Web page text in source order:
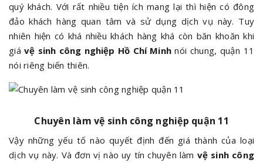
quý khách. Với rất nhiều tiện ích mang lại thì hiện có đông
đảo khách hàng quan tâm và sử dụng dịch vụ này. Tuy
nhiên hiện có khá nhiều khách hàng khá còn băn khoăn khi
giávệ sinh công nghiệp Hồ Chí Minhnói chung, quận 11
nói riêng biến thiên.
Chuyên làm vệ sinh công nghiệp quận 11
Vậy những yếu tố nào quyết định đến giá thành của loại
dịch vụ này. Và đơn vị nào uy tín chuyên làm vệ sinh công